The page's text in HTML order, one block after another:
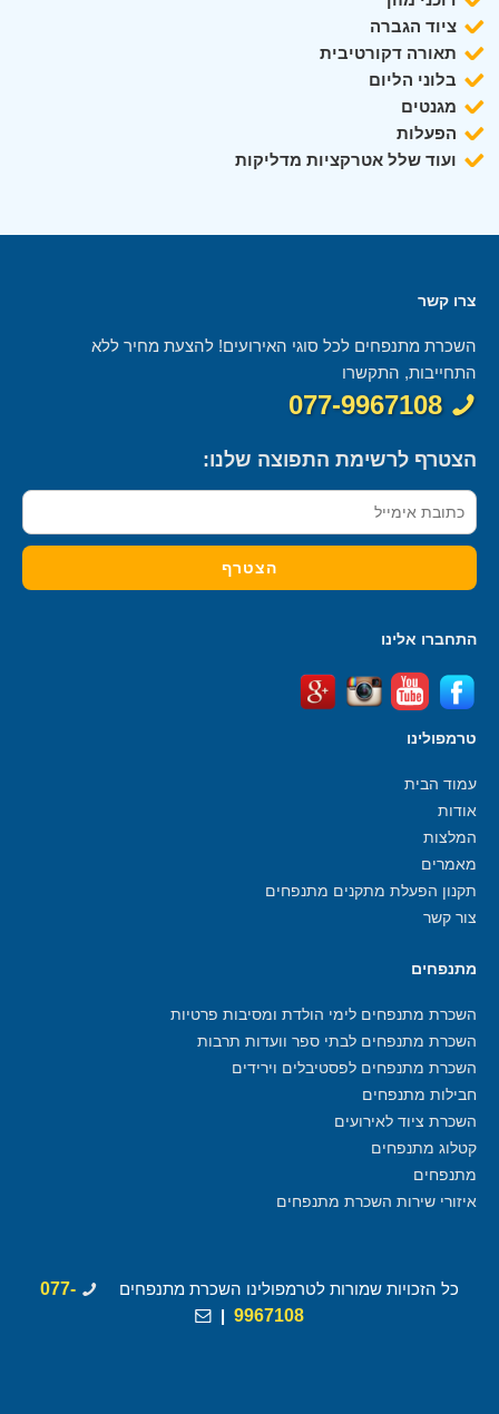
ציוד הגברה
תאורה דקורטיבית
בלוני הליום
מגנטים
הפעלות
ועוד שלל אטרקציות מדליקות
צרו קשר
השכרת מתנפחים לכל סוגי האירועים! להצעת מחיר ללא
התחייבות, התקשרו
077-9967108
הצטרף לרשימת התפוצה שלנו:
התחברו אלינו
טרמפולינו
עמוד הבית
אודות
המלצות
מאמרים
תקנון הפעלת מתקנים מתנפחים
צור קשר
מתנפחים
השכרת מתנפחים לימי הולדת ומסיבות פרטיות
השכרת מתנפחים לבתי ספר וועדות תרבות
השכרת מתנפחים לפסטיבלים וירידים
חבילות מתנפחים
השכרת ציוד לאירועים
קטלוג מתנפחים
מתנפחים
איזורי שירות השכרת מתנפחים
כל הזכויות שמורות לטרמפולינו השכרת מתנפחים
077-
9967108
|